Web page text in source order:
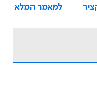
למאמר המלא